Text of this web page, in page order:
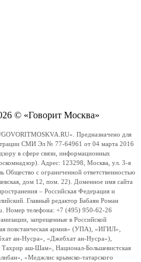
© «Говорит Москва»
Предназначено для
СМИ Эл № 77-64961 от 04 марта 2016
в сфере связи, информационных
Адрес: 123298, Москва, ул. 3-я
с ограниченной ответственностью
дом 12, пом. 22). Доменное имя сайта
– Российская Федерация и
Главный редактор Бабаян Роман
Номер телефона: +7 (495) 950-62-26
запрещенные в Российской
повстанческая армия» (УПА), «ИГИЛ»,
ан-Нусра», «Джебхат ан-Нусра»),
Тахрир аш-Шам», Национал-Большевистская
«Меджлис крымско-татарского